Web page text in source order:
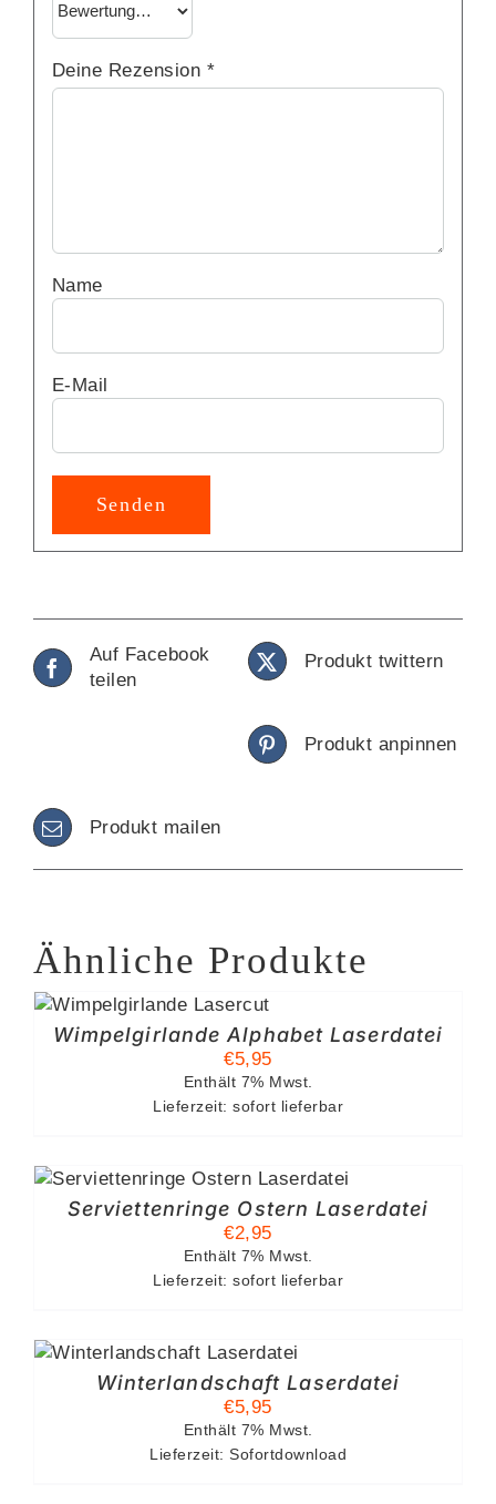
Deine Rezension *
Name
E-Mail
Alternative:
Auf Facebook
teilen
Produkt twittern
Produkt anpinnen
Produkt mailen
Ähnliche Produkte
Wimpelgirlande Alphabet Laserdatei
€5,95
Enthält 7% Mwst.
Lieferzeit: sofort lieferbar
Serviettenringe Ostern Laserdatei
€2,95
Enthält 7% Mwst.
Lieferzeit: sofort lieferbar
Winterlandschaft Laserdatei
€5,95
Enthält 7% Mwst.
Lieferzeit: Sofortdownload